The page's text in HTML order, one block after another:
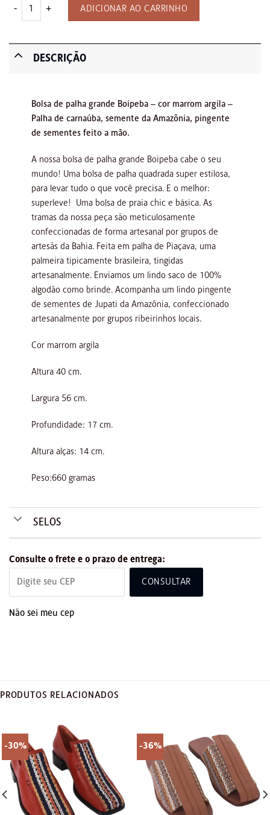
ADICIONAR AO CARRINHO
DESCRIÇÃO
Bolsa de palha grande Boipeba – cor marrom argila –
Palha de carnaúba, semente da Amazônia, pingente
de sementes feito a mão.
A nossa bolsa de palha grande Boipeba cabe o seu
mundo! Uma bolsa de palha quadrada super estilosa,
para levar tudo o que você precisa. E o melhor:
superleve! Uma bolsa de praia chic e básica. As
tramas da nossa peça são meticulosamente
confeccionadas de forma artesanal por grupos de
artesãs da Bahia. Feita em palha de Piaçava, uma
palmeira tipicamente brasileira, tingidas
artesanalmente. Enviamos um lindo saco de 100%
algodão como brinde. Acompanha um lindo pingente
de sementes de Jupati da Amazônia, confeccionado
artesanalmente por grupos ribeirinhos locais.
Cor marrom argila
Altura 40 cm.
Largura 56 cm.
Profundidade: 17 cm.
Altura alças: 14 cm.
Peso:660 gramas
SELOS
Consulte o frete e o prazo de entrega:
CONSULTAR
Não sei meu cep
PRODUTOS RELACIONADOS
-30% -36%